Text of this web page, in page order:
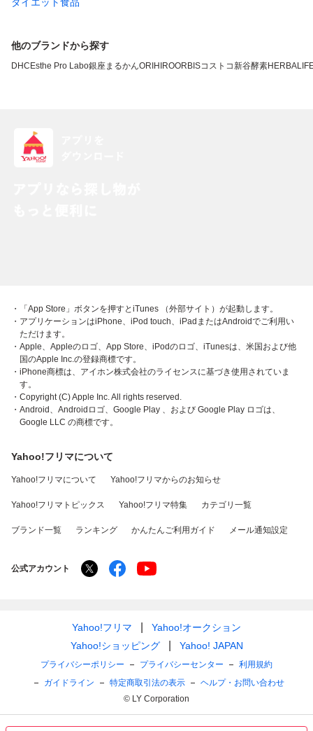
ダイエット食品
他のブランドから探す
DHC Esthe Pro Labo銀座まるかんORIHIROORBISコストコ新谷酵素
・「App Store」ボタンを押すとiTunes （外部サイト）が起動します。
・アプリケーションはiPhone、iPod touch、iPadまたはAndroidでご利用い
ただけます。
・Apple、Appleのロゴ、App Store、iPodのロゴ、iTunesは、米国および他
国のApple Inc.の登録商標です。
・iPhone商標は、アイホン株式会社のライセンスに基づき使用されていま
す。
・Copyright (C) Apple Inc. All rights reserved.
・Android、Androidロゴ、Google Play 、および Google Play ロゴは、
Google LLC の商標です。
Yahoo!フリマについて
Yahoo!フリマについて Yahoo!フリマからのお知らせ
Yahoo!フリマトピックス Yahoo!フリマ特集 カテゴリ一覧
ブランド一覧 ランキング かんたんご利用ガイド メール通知設定
公式アカウント
Yahoo!フリマ
Yahoo!オークション
Yahoo!ショッピング
Yahoo! JAPAN
プライバシーポリシー プライバシーセンター
利用規約
ガイドライン
特定商取引法の表示
ヘルプ・お問い合わせ
© LY Corporation